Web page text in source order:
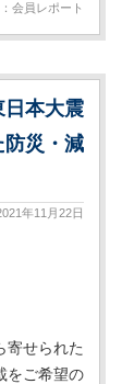
会員レポート
日本大震
防災・減
年11月22日
寄せられた
をご希望の